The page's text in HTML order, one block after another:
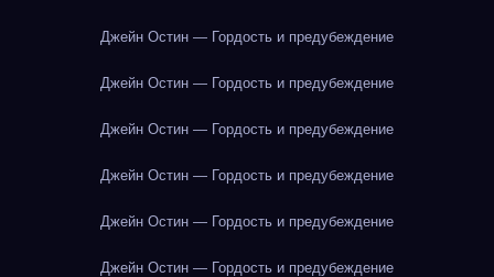
Джейн Остин — Гордость и предубеждение
Джейн Остин — Гордость и предубеждение
Джейн Остин — Гордость и предубеждение
Джейн Остин — Гордость и предубеждение
Джейн Остин — Гордость и предубеждение
Джейн Остин — Гордость и предубеждение